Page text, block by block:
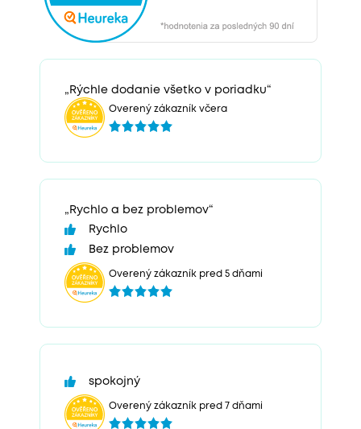
„Rýchle dodanie všetko v poriadku“
Overený zákazník včera
„Rychlo a bez problemov“
Rychlo
Bez problemov
Overený zákazník pred 5 dňami
spokojný
Overený zákazník pred 7 dňami